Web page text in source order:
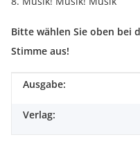
Bitte wählen Sie oben bei
Stimme aus!
Produkteigenschaft
Wert
Ausgabe:
Verlag: